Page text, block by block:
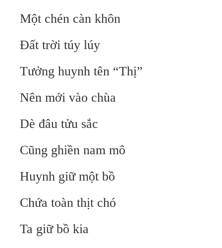
Một chén càn khôn
Đất trời túy lúy
Tưởng huynh tên “Thị”
Nên mới vào chùa
Dè đâu tửu sắc
Cũng ghiền nam mô
Huynh giữ một bồ
Chứa toàn thịt chó
Ta giữ bồ kia